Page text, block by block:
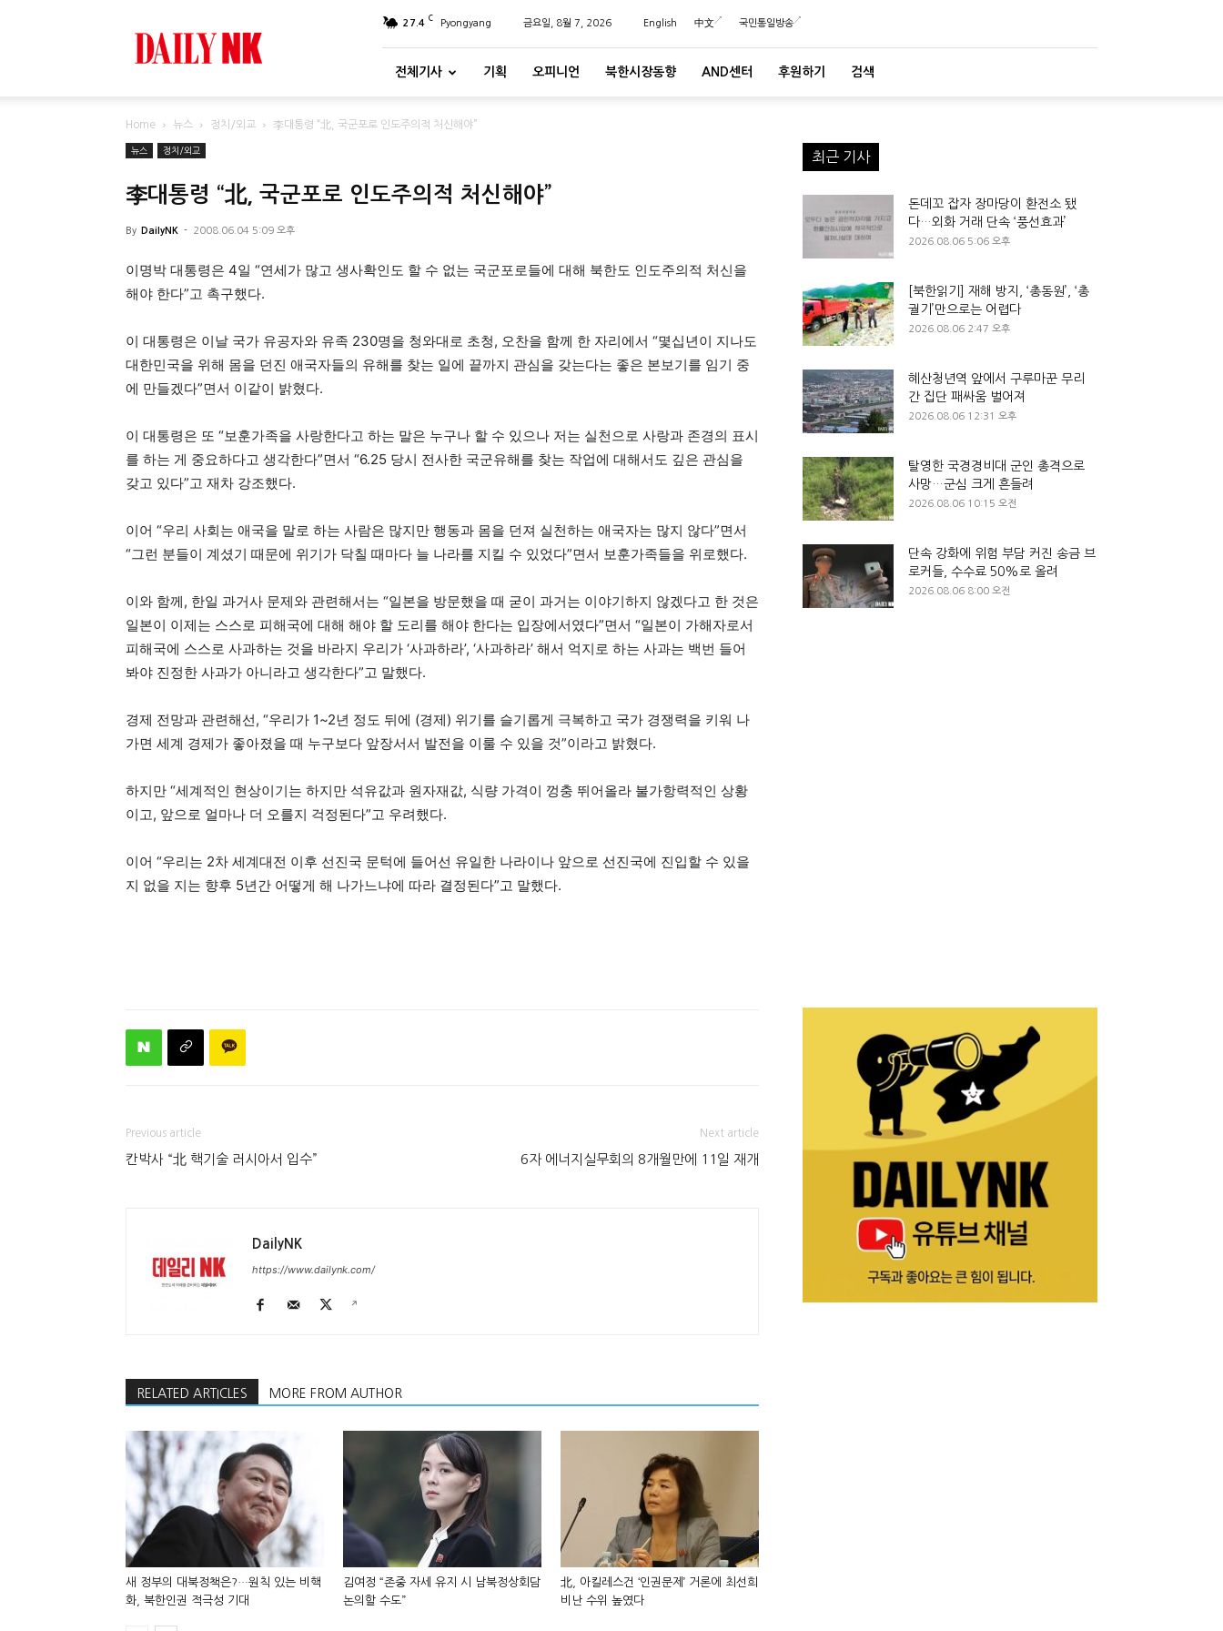
27.4 C Pyongyang 금요일, 8월 7, 2026 English 中文 국민통일방송
전체기사 기획 오피니언 북한시장동향 AND센터 후원하기 검색
Home 뉴스 정치/외교 李대통령 “北, 국군포로 인도주의적 처신해야”
뉴스 정치/외교
李대통령 “北, 국군포로 인도주의적 처신해야”
By DailyNK - 2008.06.04 5:09 오후
이명박 대통령은 4일 “연세가 많고 생사확인도 할 수 없는 국군포로들에 대해 북한도 인도주의적 처신을
해야 한다”고 촉구했다.
이 대통령은 이날 국가 유공자와 유족 230명을 청와대로 초청, 오찬을 함께 한 자리에서 “몇십년이 지나도
대한민국을 위해 몸을 던진 애국자들의 유해를 찾는 일에 끝까지 관심을 갖는다는 좋은 본보기를 임기 중
에 만들겠다”면서 이같이 밝혔다.
이 대통령은 또 “보훈가족을 사랑한다고 하는 말은 누구나 할 수 있으나 저는 실천으로 사랑과 존경의 표시
를 하는 게 중요하다고 생각한다”면서 “6.25 당시 전사한 국군유해를 찾는 작업에 대해서도 깊은 관심을
갖고 있다”고 재차 강조했다.
이어 “우리 사회는 애국을 말로 하는 사람은 많지만 행동과 몸을 던져 실천하는 애국자는 많지 않다”면서
“그런 분들이 계셨기 때문에 위기가 닥칠 때마다 늘 나라를 지킬 수 있었다”면서 보훈가족들을 위로했다.
이와 함께, 한일 과거사 문제와 관련해서는 “일본을 방문했을 때 굳이 과거는 이야기하지 않겠다고 한 것은
일본이 이제는 스스로 피해국에 대해 해야 할 도리를 해야 한다는 입장에서였다”면서 “일본이 가해자로서
피해국에 스스로 사과하는 것을 바라지 우리가 ‘사과하라’, ‘사과하라’ 해서 억지로 하는 사과는 백번 들어
봐야 진정한 사과가 아니라고 생각한다”고 말했다.
경제 전망과 관련해선, “우리가 1~2년 정도 뒤에 (경제) 위기를 슬기롭게 극복하고 국가 경쟁력을 키워 나
가면 세계 경제가 좋아졌을 때 누구보다 앞장서서 발전을 이룰 수 있을 것”이라고 밝혔다.
하지만 “세계적인 현상이기는 하지만 석유값과 원자재값, 식량 가격이 껑충 뛰어올라 불가항력적인 상황
이고, 앞으로 얼마나 더 오를지 걱정된다”고 우려했다.
이어 “우리는 2차 세계대전 이후 선진국 문턱에 들어선 유일한 나라이나 앞으로 선진국에 진입할 수 있을
지 없을 지는 향후 5년간 어떻게 해 나가느냐에 따라 결정된다”고 말했다.
Previous article
칸박사 “北 핵기술 러시아서 입수”
Next article
6자 에너지실무회의 8개월만에 11일 재개
DailyNK
https://www.dailynk.com/
RELATED ARTICLES MORE FROM AUTHOR
새 정부의 대북정책은?…원칙 있는 비핵
화, 북한인권 적극성 기대
김여정 “존중 자세 유지 시 남북정상회담
논의할 수도”
北, 아킬레스건 ‘인권문제’ 거론에 최선희
비난 수위 높였다
최근 기사
돈데꼬 잡자 장마당이 환전소 됐
다…외화 거래 단속 ‘풍선효과’
2026.08.06 5:06 오후
[북한읽기] 재해 방지, ‘총동원’, ‘총
궐기’만으로는 어렵다
2026.08.06 2:47 오후
혜산청년역 앞에서 구루마꾼 무리
간 집단 패싸움 벌어져
2026.08.06 12:31 오후
탈영한 국경경비대 군인 총격으로
사망…군심 크게 흔들려
2026.08.06 10:15 오전
단속 강화에 위험 부담 커진 송금 브
로커들, 수수료 50%로 올려
2026.08.06 8:00 오전